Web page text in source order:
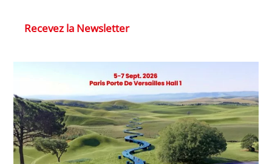
Recevez la Newsletter